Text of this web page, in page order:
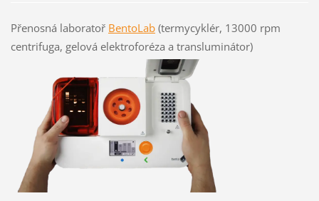
Přenosná laboratoř BentoLab(termycyklér, 13000 rpm
centrifuga, gelová elektroforéza a transluminátor)